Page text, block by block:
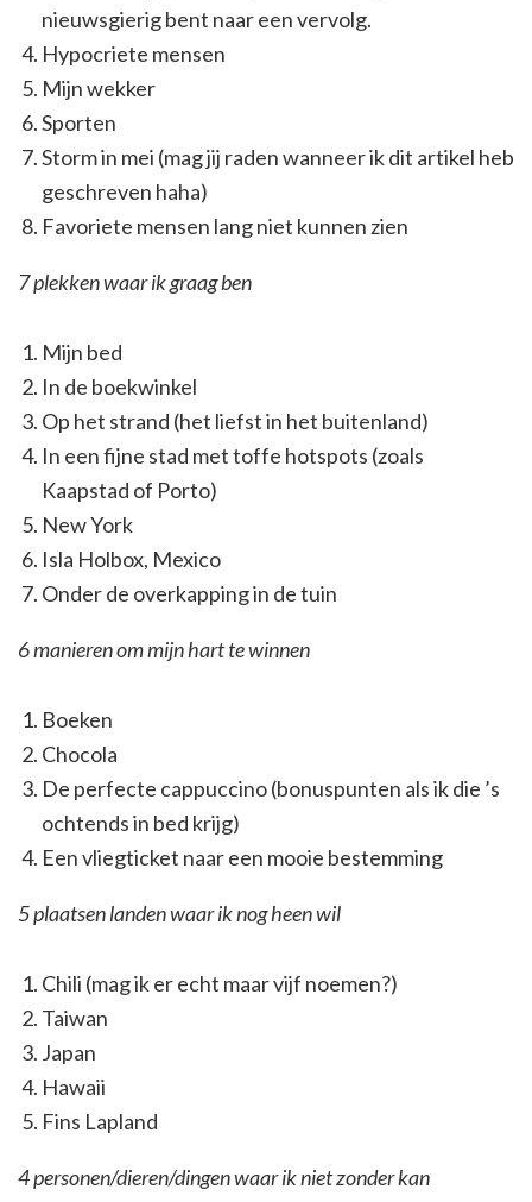
nieuwsgierig bent naar een vervolg.
Hypocriete mensen
Mijn wekker
Sporten
Storm in mei (mag jij raden wanneer ik dit artikel heb
geschreven haha)
Favoriete mensen lang niet kunnen zien
7 plekken waar ik graag ben
Mijn bed
In de boekwinkel
Op het strand (het liefst in het buitenland)
In een fijne stad met toffe hotspots (zoals
Kaapstad of Porto)
New York
Isla Holbox, Mexico
Onder de overkapping in de tuin
6 manieren om mijn hart te winnen
Boeken
Chocola
De perfecte cappuccino (bonuspunten als ik die ’s
ochtends in bed krijg)
Een vliegticket naar een mooie bestemming
5 plaatsen landen waar ik nog heen wil
Chili (mag ik er echt maar vijf noemen?)
Taiwan
Japan
Hawaii
Fins Lapland
4 personen/dieren/dingen waar ik niet zonder kan